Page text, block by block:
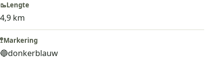
🥾Lengte
4,9 km
🚏Markering
🔵donkerblauw